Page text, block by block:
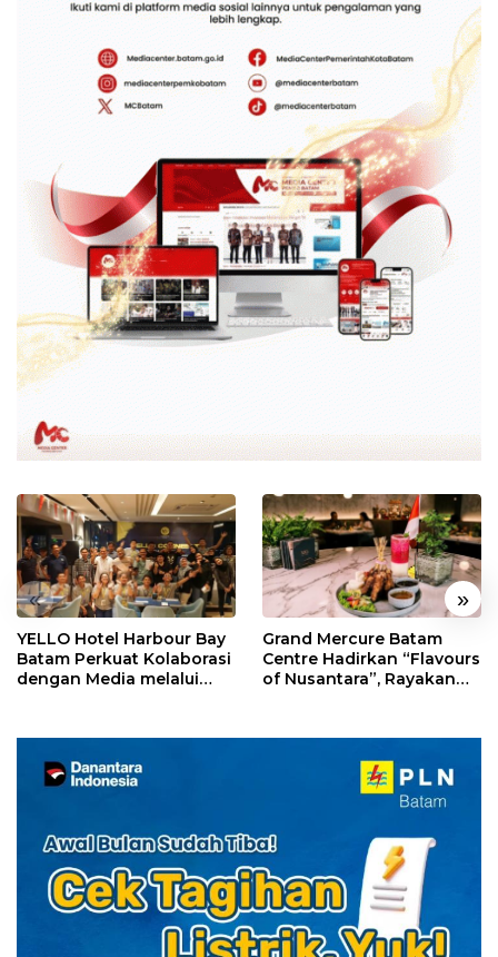
« »
YELLO Hotel Harbour Bay
Batam Perkuat Kolaborasi
dengan Media melalui
Grand Mercure Batam
Centre Hadirkan “Flavours
of Nusantara”, Rayakan